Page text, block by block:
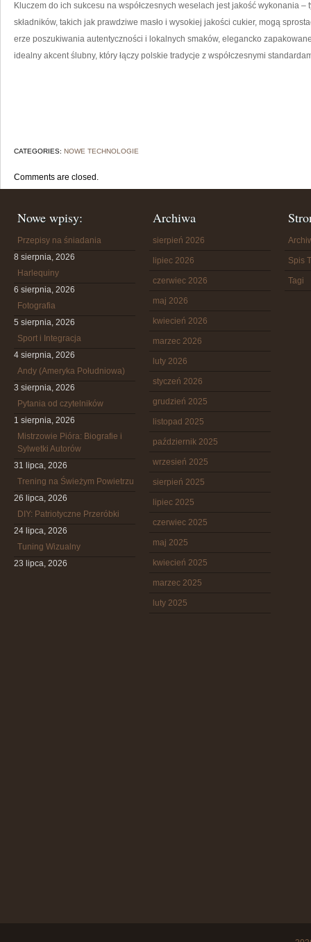
Kluczem do ich sukcesu na współczesnych weselach jest jakość wykonania –
składników, takich jak prawdziwe masło i wysokiej jakości cukier, mogą
erze poszukiwania autentyczności i lokalnych smaków, elegancko
idealny akcent ślubny, który łączy polskie tradycje z współczesnymi
CATEGORIES: NOWE TECHNOLOGIE
Comments are closed.
Nowe wpisy:
Przepisy na śniadania
8 sierpnia, 2026
Harlequiny
6 sierpnia, 2026
Fotografia
5 sierpnia, 2026
Sport i Integracja
4 sierpnia, 2026
Andy (Ameryka Południowa)
3 sierpnia, 2026
Pytania od czytelników
1 sierpnia, 2026
Mistrzowie Pióra: Biografie i
Sylwetki Autorów
31 lipca, 2026
Trening na Świeżym Powietrzu
26 lipca, 2026
DIY: Patriotyczne Przeróbki
24 lipca, 2026
Tuning Wizualny
23 lipca, 2026
Archiwa
sierpień 2026
lipiec 2026
czerwiec 2026
maj 2026
kwiecień 2026
marzec 2026
luty 2026
styczeń 2026
grudzień 2025
listopad 2025
październik 2025
wrzesień 2025
sierpień 2025
lipiec 2025
czerwiec 2025
maj 2025
kwiecień 2025
marzec 2025
luty 2025
Spis
Tagi